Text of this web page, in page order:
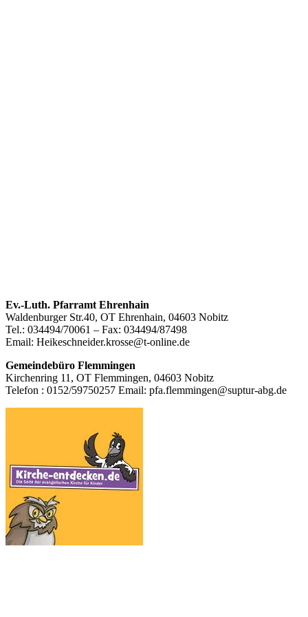
Footer
Inhalt
Ev.-Luth. Pfarramt Ehrenhain
Waldenburger Str.40, OT Ehrenhain, 04603 Nobitz
Tel.: 034494/70061 – Fax: 034494/87498
Email: Heikeschneider.krosse@t-online.de
Gemeindebüro Flemmingen
Kirchenring 11, OT Flemmingen, 04603 Nobitz
Telefon : 0152/59750257 Email: pfa.flemmingen@suptur-abg.de